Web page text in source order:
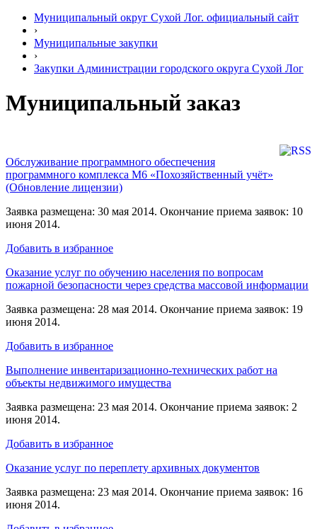
Муниципальный округ Сухой Лог. официальный сайт
›
Муниципальные закупки
›
Закупки Администрации городского округа Сухой Лог
Муниципальный заказ
Обслуживание программного обеспечения
программного комплекса М6 «Похозяйственный учёт»
(Обновление лицензии)
Заявка размещена: 30 мая 2014. Окончание приема заявок: 10
июня 2014.
Добавить в избранное
Оказание услуг по обучению населения по вопросам
пожарной безопасности через средства массовой информации
Заявка размещена: 28 мая 2014. Окончание приема заявок: 19
июня 2014.
Добавить в избранное
Выполнение инвентаризационно-технических работ на
объекты недвижимого имущества
Заявка размещена: 23 мая 2014. Окончание приема заявок: 2
июня 2014.
Добавить в избранное
Оказание услуг по переплету архивных документов
Заявка размещена: 23 мая 2014. Окончание приема заявок: 16
июня 2014.